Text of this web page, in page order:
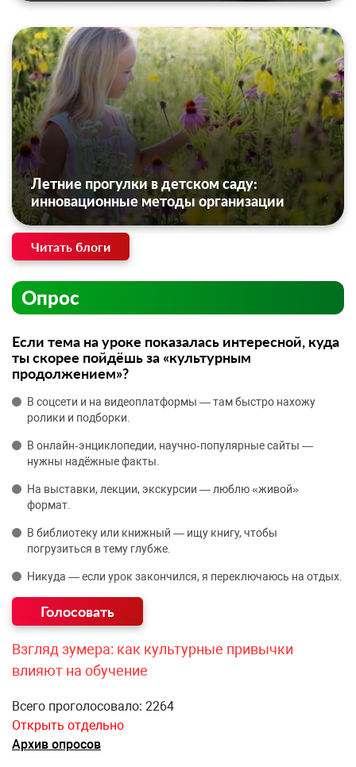
Летние прогулки в детском саду:
инновационные методы организации
Читать блоги
Опрос
Если тема на уроке показалась интересной, куда
ты скорее пойдёшь за «культурным
продолжением»?
В соцсети и на видеоплатформы — там быстро нахожу
ролики и подборки.
В онлайн‑энциклопедии, научно‑популярные сайты —
нужны надёжные факты.
На выставки, лекции, экскурсии — люблю «живой»
формат.
В библиотеку или книжный — ищу книгу, чтобы
погрузиться в тему глубже.
Никуда — если урок закончился, я переключаюсь на отдых.
Взгляд зумера: как культурные привычки
влияют на обучение
Всего проголосовало: 2264
Открыть отдельно
Архив опросов